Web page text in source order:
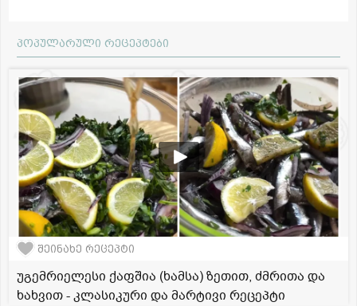
პოპულარული რეცეპტები
შეინახე რეცეპტი
უგემრიელესი ქაფშია (ხამსა) ზეთით, ძმრითა და
ხახვით - კლასიკური და მარტივი რეცეპტი